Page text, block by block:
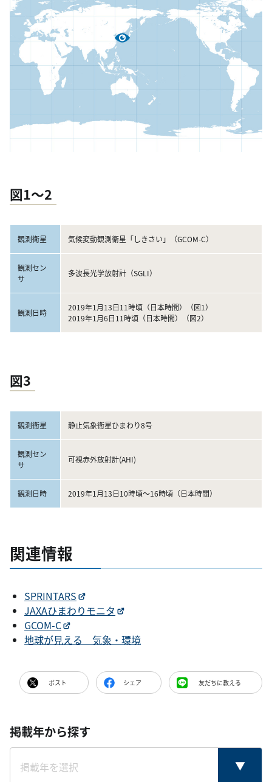
図1～2
観測衛星 気候変動観測衛星「しきさい」（GCOM-C）
観測セン
サ
多波長光学放射計（SGLI）
観測日時
2019年1月13日11時頃（日本時間）（図1）
2019年1月6日11時頃（日本時間）（図2）
図3
観測衛星 静止気象衛星ひまわり8号
観測セン
サ
可視赤外放射計(AHI)
観測日時 2019年1月13日10時頃～16時頃（日本時間）
関連情報
SPRINTARS
JAXAひまわりモニタ
GCOM-C
地球が見える 気象・環境
ポスト シェア 友だちに教える
掲載年から探す